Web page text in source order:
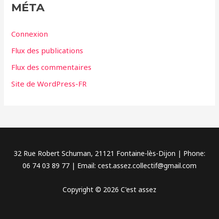
r
MÉTA
Connexion
Flux des publications
Flux des commentaires
Site de WordPress-FR
32 Rue Robert Schuman, 21121 Fontaine-lès-Dijon | Phone:
06 74 03 89 77 | Email: cest.assez.collectif@gmail.com
Copyright © 2026 C'est assez